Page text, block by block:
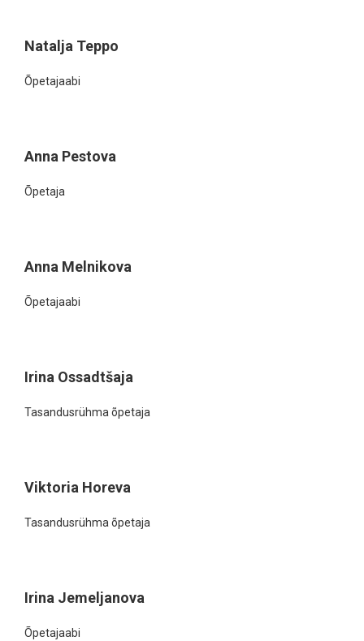
Natalja Teppo
Õpetajaabi
Anna Pestova
Õpetaja
Anna Melnikova
Õpetajaabi
Irina Ossadtšaja
Tasandusrühma õpetaja
Viktoria Horeva
Tasandusrühma õpetaja
Irina Jemeljanova
Õpetajaabi